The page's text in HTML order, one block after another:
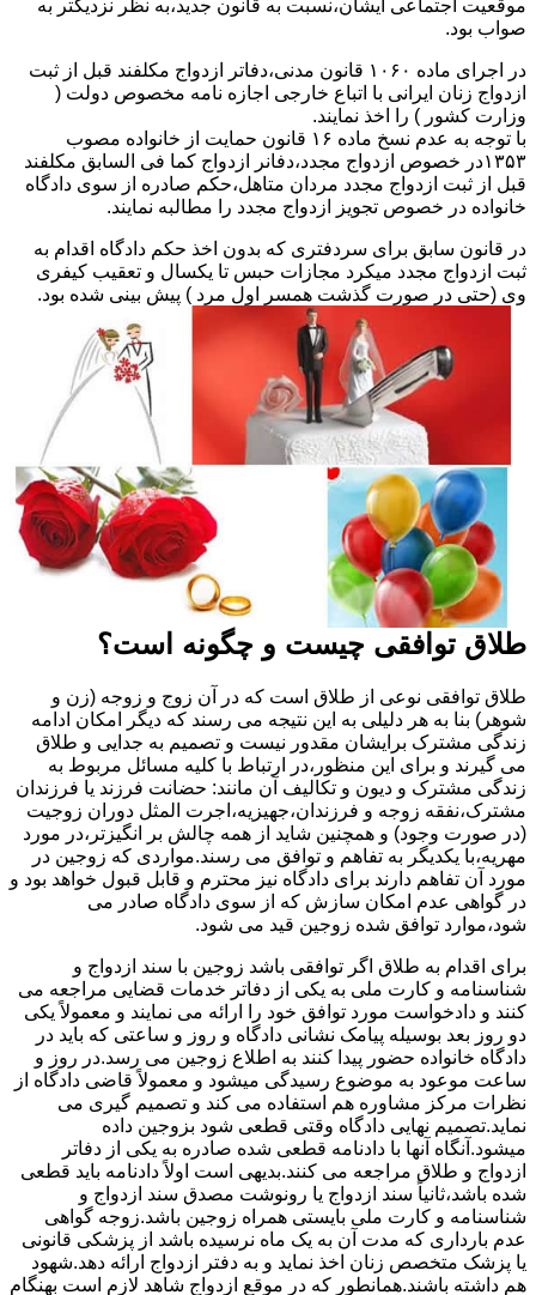
موقعیت اجتماعی ایشان،نسبت به قانون جدید،به نظر نزدیکتر به
صواب بود.
در اجرای ماده ۱۰۶۰ قانون مدنی،دفاتر ازدواج مکلفند قبل از ثبت
ازدواج زنان ایرانی با اتباع خارجی اجازه نامه مخصوص دولت (
وزارت کشور ) را اخذ نمایند.
با توجه به عدم نسخ ماده ۱۶ قانون حمایت از خانواده مصوب
۱۳۵۳در خصوص ازدواج مجدد،دفانر ازدواج کما فی السابق مکلفند
قبل از ثبت ازدواج مجدد مردان متاهل،حکم صادره از سوی دادگاه
خانواده در خصوص تجویز ازدواج مجدد را مطالبه نمایند.
در قانون سابق برای سردفتری که بدون اخذ حکم دادگاه اقدام به
ثبت ازدواج مجدد میکرد مجازات حبس تا یکسال و تعقیب کیفری
وی (حتی در صورت گذشت همسر اول مرد ) پیش بینی شده بود.
طلاق توافقی چیست و چگونه است؟
طلاق توافقی نوعی از طلاق است که در آن زوج و زوجه (زن و
شوهر) بنا به هر دلیلی به این نتیجه می رسند که دیگر امکان ادامه
زندگی مشترک برایشان مقدور نیست و تصمیم به جدایی و طلاق
می گیرند و برای این منظور،در ارتباط با کلیه مسائل مربوط به
زندگی مشترک و دیون و تکالیف آن مانند: حضانت فرزند یا فرزندان
مشترک،نفقه زوجه و فرزندان،جهیزیه،اجرت المثل دوران زوجیت
(در صورت وجود) و همچنین شاید از همه چالش بر انگیزتر،در مورد
مهریه،با یکدیگر به تفاهم و توافق می رسند.مواردی که زوجین در
مورد آن تفاهم دارند برای دادگاه نیز محترم و قابل قبول خواهد بود و
در گواهی عدم امکان سازش که از سوی دادگاه صادر می
شود،موارد توافق شده زوجین قید می شود.
برای اقدام به طلاق اگر توافقی باشد زوجین با سند ازدواج و
شناسنامه و کارت ملی به یکی از دفاتر خدمات قضایی مراجعه می
کنند و دادخواست مورد توافق خود را ارائه می نمایند و معمولاً یکی
دو روز بعد بوسیله پیامک نشانی دادگاه و روز و ساعتی که باید در
دادگاه خانواده حضور پیدا کنند به اطلاع زوجین می رسد.در روز و
ساعت موعود به موضوع رسیدگی میشود و معمولاً قاضی دادگاه از
نظرات مرکز مشاوره هم استفاده می کند و تصمیم گیری می
نماید.تصمیم نهایی دادگاه وقتی قطعی شود بزوجین داده
میشود.آنگاه آنها با دادنامه قطعی شده صادره به یکی از دفاتر
ازدواج و طلاق مراجعه می کنند.بدیهی است اولاً دادنامه باید قطعی
شده باشد،ثانیاً سند ازدواج یا رونوشت مصدق سند ازدواج و
شناسنامه و کارت ملی بایستی همراه زوجین باشد.زوجه گواهی
عدم بارداری که مدت آن به یک ماه نرسیده باشد از پزشکی قانونی
یا پزشک متخصص زنان اخذ نماید و به دفتر ازدواج ارائه دهد.شهود
هم داشته باشند.همانطور که در موقع ازدواج شاهد لازم است بهنگام